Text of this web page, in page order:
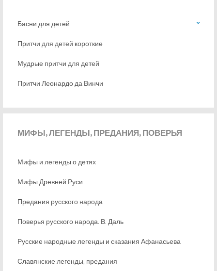
Басни для детей
Притчи для детей короткие
Мудрые притчи для детей
Притчи Леонардо да Винчи
МИФЫ,ЛЕГЕНДЫ, ПРЕДАНИЯ, ПОВЕРЬЯ
Мифы и легенды о детях
Мифы Древней Руси
Предания русского народа
Поверья русского народа. В. Даль
Русские народные легенды и сказания Афанасьева
Славянские легенды, предания